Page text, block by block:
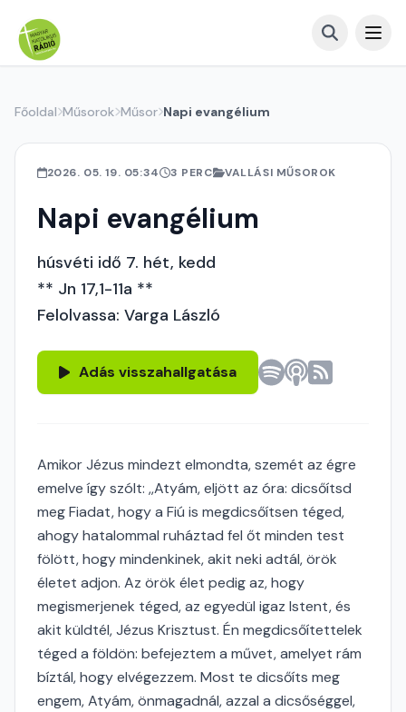
Főoldal Műsorok Műsor Napi evangélium
2026. 05. 19. 05:34 3 PERC VALLÁSI MŰSOROK
Napi evangélium
húsvéti idő 7. hét, kedd
** Jn 17,1-11a **
Felolvassa: Varga László
Adás visszahallgatása
Amikor Jézus mindezt elmondta, szemét az égre
emelve így szólt: ,,Atyám, eljött az óra: dicsőítsd
meg Fiadat, hogy a Fiú is megdicsőítsen téged,
ahogy hatalommal ruháztad fel őt minden test
fölött, hogy mindenkinek, akit neki adtál, örök
életet adjon. Az örök élet pedig az, hogy
megismerjenek téged, az egyedül igaz Istent, és
akit küldtél, Jézus Krisztust. Én megdicsőítettelek
téged a földön: befejeztem a művet, amelyet rám
bíztál, hogy elvégezzem. Most te dicsőíts meg
engem, Atyám, önmagadnál, azzal a dicsőséggel,